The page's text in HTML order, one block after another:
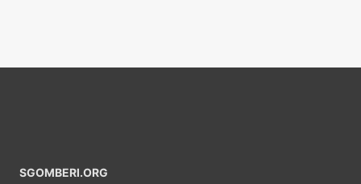
SGOMBERI.ORG